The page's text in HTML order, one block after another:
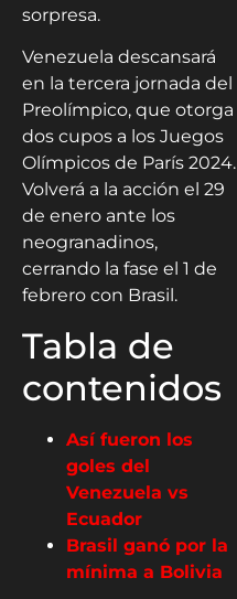
sorpresa.
Venezuela descansará
en la tercera jornada del
Preolímpico, que otorga
dos cupos a los Juegos
Olímpicos de París 2024.
Volverá a la acción el 29
de enero ante los
neogranadinos,
cerrando la fase el 1 de
febrero con Brasil.
Tabla de
contenidos
Así fueron los
goles del
Venezuela vs
Ecuador
Brasil ganó por la
mínima a Bolivia